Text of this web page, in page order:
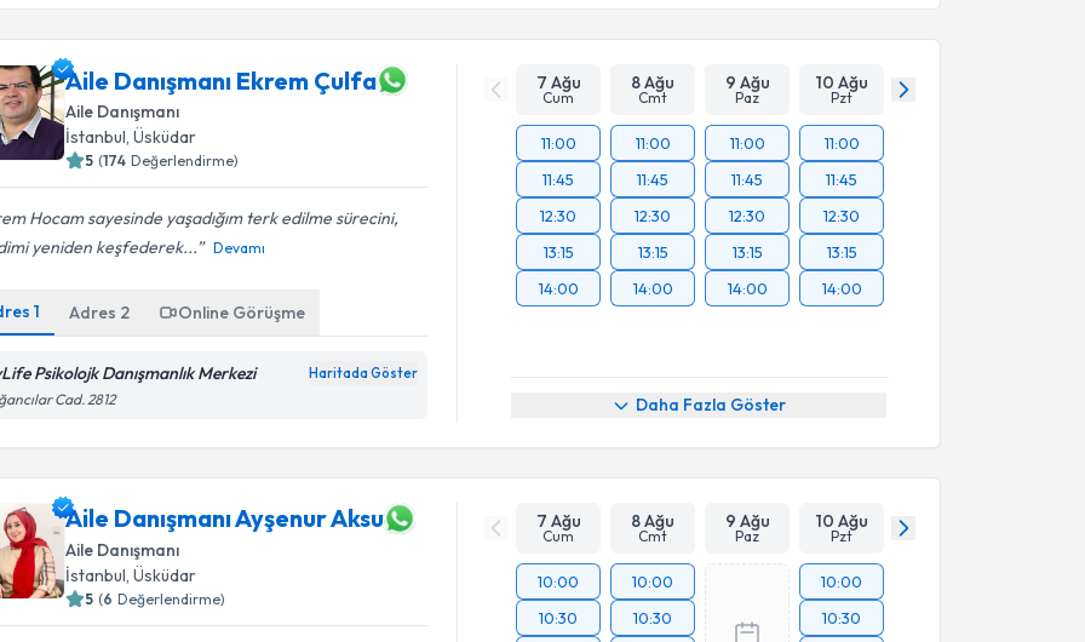
Aile Danışmanı Ekrem Çulfa
Aile Danışmanı
İstanbul, Üsküdar
5 (174 Değerlendirme)
Hocam sayesinde yaşadığım terk edilme sürecini,
yeniden keşfederek...
Devamı
1 Adres 2 Online Görüşme
Psikolojk Danışmanlık Merkezi Haritada Göster
Cad. 2812
7 Ağu
Cum
8 Ağu
Cmt
9 Ağu
Paz
10 Ağu
Pzt
11:00
11:45
12:30
13:15
14:00
11:00
11:45
12:30
13:15
14:00
11:00
11:45
12:30
13:15
14:00
11:00
11:45
12:30
13:15
14:00
Daha Fazla Göster
Aile Danışmanı Ayşenur Aksu
Aile Danışmanı
İstanbul , Üsküdar
5 (6 Değerlendirme)
7 Ağu
Cum
8 Ağu
Cmt
9 Ağu
Paz
10 Ağu
Pzt
10:00
10:30
10:00
10:30
10:00
10:30